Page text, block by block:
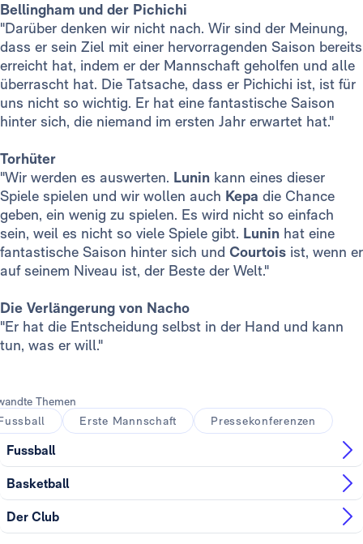
Bellingham und der Pichichi
"Darüber denken wir nicht nach. Wir sind der Meinung,
dass er sein Ziel mit einer hervorragenden Saison bereits
erreicht hat, indem er der Mannschaft geholfen und alle
überrascht hat. Die Tatsache, dass er Pichichi ist, ist für
uns nicht so wichtig. Er hat eine fantastische Saison
hinter sich, die niemand im ersten Jahr erwartet hat."
Torhüter
"Wir werden es auswerten. Lunin kann eines dieser
Spiele spielen und wir wollen auch Kepa die Chance
geben, ein wenig zu spielen. Es wird nicht so einfach
sein, weil es nicht so viele Spiele gibt. Lunin hat eine
fantastische Saison hinter sich und Courtois ist, wenn er
auf seinem Niveau ist, der Beste der Welt."
Die Verlängerung von Nacho
"Er hat die Entscheidung selbst in der Hand und kann
tun, was er will."
Themen
Erste Mannschaft Pressekonferenzen
Fussball
Basketball
Der Club